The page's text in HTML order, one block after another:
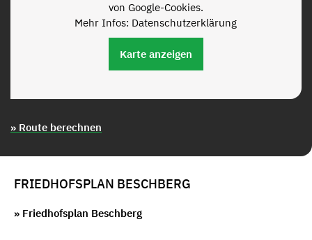
von Google-Cookies.
Mehr Infos: Datenschutzerklärung
Karte anzeigen
» Route berechnen
FRIEDHOFSPLAN BESCHBERG
» Friedhofsplan Beschberg